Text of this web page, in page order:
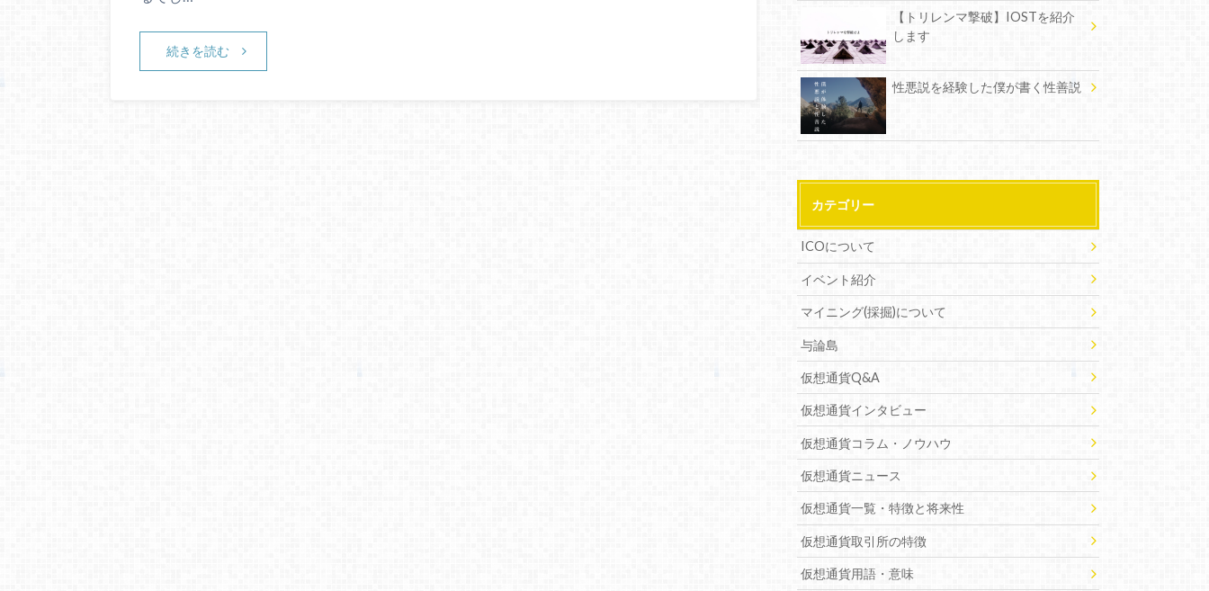
続きを読む
【トリレンマ撃破】IOSTを紹介
します
性悪説を経験した僕が書く性善説
カテゴリー
ICOについて
イベント紹介
マイニング(採掘)について
与論島
仮想通貨Q&A
仮想通貨インタビュー
仮想通貨コラム・ノウハウ
仮想通貨ニュース
仮想通貨一覧・特徴と将来性
仮想通貨取引所の特徴
仮想通貨用語・意味